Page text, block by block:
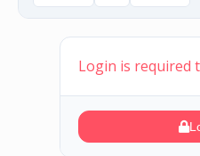
Login is required